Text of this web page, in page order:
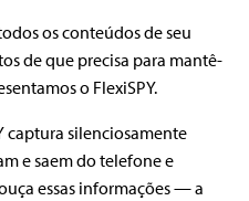
os conteúdos de seu
de que precisa para mantê-
o FlexiSPY.
captura silenciosamente
e saem do telefone e
essas informações — a